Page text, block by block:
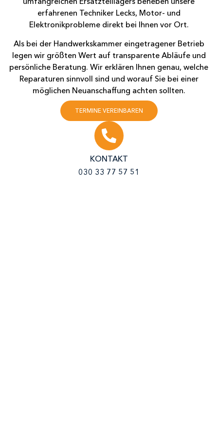
erfahrenen Techniker Lecks, Motor- und
Elektronikprobleme direkt bei Ihnen vor Ort.
Als bei der Handwerkskammer eingetragener Betrieb
legen wir größten Wert auf transparente Abläufe und
persönliche Beratung. Wir erklären Ihnen genau, welche
Reparaturen sinnvoll sind und worauf Sie bei einer
möglichen Neuanschaffung achten sollten.
TERMINE VEREINBAREN
KONTAKT
030 33 77 57 51